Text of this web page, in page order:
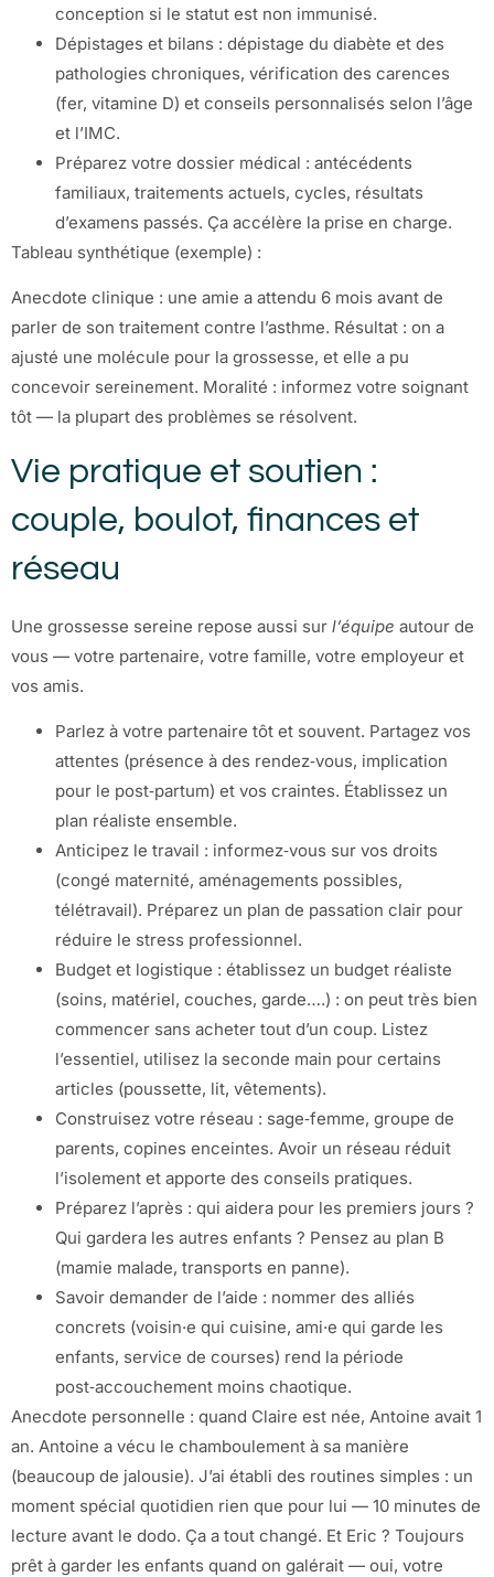
conception si le statut est non immunisé.
Dépistages et bilans : dépistage du diabète et des
pathologies chroniques, vérification des carences
(fer, vitamine D) et conseils personnalisés selon l’âge
et l’IMC.
Préparez votre dossier médical : antécédents
familiaux, traitements actuels, cycles, résultats
d’examens passés. Ça accélère la prise en charge.
Tableau synthétique (exemple) :
Anecdote clinique : une amie a attendu 6 mois avant de
parler de son traitement contre l’asthme. Résultat : on a
ajusté une molécule pour la grossesse, et elle a pu
concevoir sereinement. Moralité : informez votre soignant
tôt — la plupart des problèmes se résolvent.
Vie pratique et soutien :
couple, boulot, finances et
réseau
Une grossesse sereine repose aussi sur l’équipe autour de
vous — votre partenaire, votre famille, votre employeur et
vos amis.
Parlez à votre partenaire tôt et souvent. Partagez vos
attentes (présence à des rendez‑vous, implication
pour le post‑partum) et vos craintes. Établissez un
plan réaliste ensemble.
Anticipez le travail : informez‑vous sur vos droits
(congé maternité, aménagements possibles,
télétravail). Préparez un plan de passation clair pour
réduire le stress professionnel.
Budget et logistique : établissez un budget réaliste
(soins, matériel, couches, garde….) : on peut très bien
commencer sans acheter tout d’un coup. Listez
l’essentiel, utilisez la seconde main pour certains
articles (poussette, lit, vêtements).
Construisez votre réseau : sage‑femme, groupe de
parents, copines enceintes. Avoir un réseau réduit
l’isolement et apporte des conseils pratiques.
Préparez l’après : qui aidera pour les premiers jours ?
Qui gardera les autres enfants ? Pensez au plan B
(mamie malade, transports en panne).
Savoir demander de l’aide : nommer des alliés
concrets (voisin·e qui cuisine, ami·e qui garde les
enfants, service de courses) rend la période
post‑accouchement moins chaotique.
Anecdote personnelle : quand Claire est née, Antoine avait 1
an. Antoine a vécu le chamboulement à sa manière
(beaucoup de jalousie). J’ai établi des routines simples : un
moment spécial quotidien rien que pour lui — 10 minutes de
lecture avant le dodo. Ça a tout changé. Et Eric ? Toujours
prêt à garder les enfants quand on galérait — oui, votre